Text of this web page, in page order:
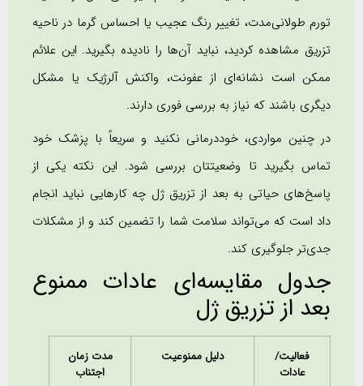
تورم طولانی‌مدت، تغییر رنگ عجیب یا احساس گرما در ناحیه
تزریق مشاهده کردید، نباید آن‌ها را نادیده بگیرید. این علائم
ممکن است نشانه‌ای از عفونت، واکنش آلرژیک یا مشکل
دیگری باشند که نیاز به بررسی فوری دارند.
در چنین مواردی، خوددرمانی نکنید و سریعاً با پزشک خود
تماس بگیرید تا وضعیتتان بررسی شود. این نکته یکی از
پاسخ‌های حیاتی به بعد از تزریق ژل چه کارهایی نباید انجام
داد است که می‌تواند سلامت شما را تضمین کند و از مشکلات
جدی‌تر جلوگیری کند.
جدول مقایسه‌ای عادات ممنوع
بعد از تزریق ژل
فعالیت/
عادات
دلیل ممنوعیت
مدت زمان
اجتناب